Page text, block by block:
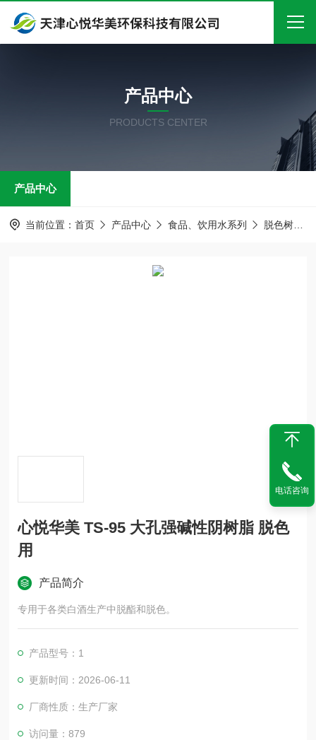
关于我们
产品中心
在线留言
产品中心
PRODUCTS CENTER
产品中心
当前位置： 首页 产品中心 食品、饮用水系列 脱色树脂
心悦华美 TS-95 大孔强碱性阴树脂 脱色
用
产品简介
专用于各类白酒生产中脱酯和脱色。
产品型号：1
更新时间：2026-06-11
厂商性质：生产厂家
访问量：879
电话咨询